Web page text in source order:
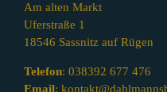
Am alten Markt
Uferstraße 1
18546 Sassnitz auf Rügen
Telefon: 038392 677 476
Email: